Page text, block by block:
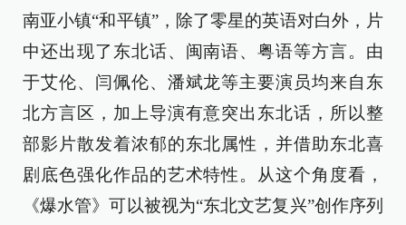
南亚小镇“和平镇”，除了零星的英语对白外，片
中还出现了东北话、闽南语、粤语等方言。由
于艾伦、闫佩伦、潘斌龙等主要演员均来自东
北方言区，加上导演有意突出东北话，所以整
部影片散发着浓郁的东北属性，并借助东北喜
剧底色强化作品的艺术特性。从这个角度看，
《爆水管》可以被视为“东北文艺复兴”创作序列